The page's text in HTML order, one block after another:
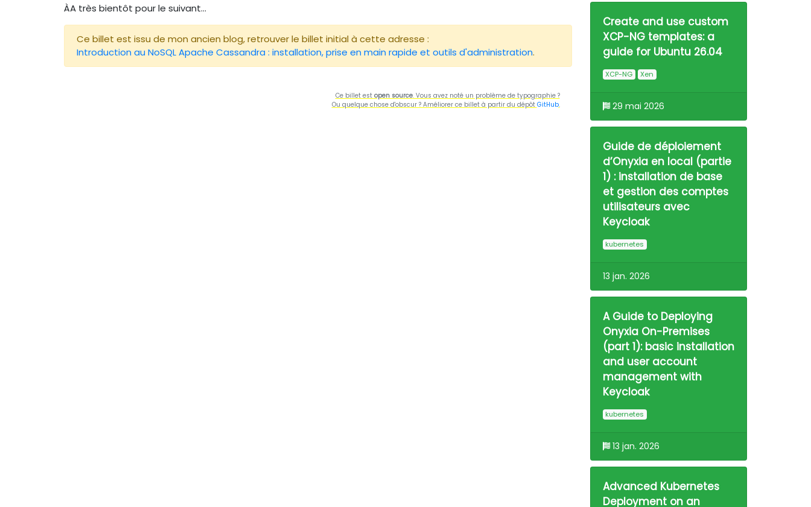
ÀA très bientôt pour le suivant…
Ce billet est issu de mon ancien blog, retrouver le billet initial à cette adresse :
Introduction au NoSQL Apache Cassandra : installation, prise en main rapide et outils d'administration.
Ce billet est open source. Vous avez noté un problème de typographie ?
Ou quelque chose d'obscur ? Améliorer ce billet à partir du dépôt GitHub.
Create and use custom
XCP-NG templates: a
guide for Ubuntu 26.04
XCP-NG Xen
29 mai 2026
Guide de déploiement
d’Onyxia en local (partie
1) : installation de base
et gestion des comptes
utilisateurs avec
Keycloak
kubernetes
13 jan. 2026
A Guide to Deploying
Onyxia On-Premises
(part 1): basic installation
and user account
management with
Keycloak
kubernetes
13 jan. 2026
Advanced Kubernetes
Deployment on an